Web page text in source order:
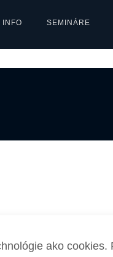
ako
INFO SEMINÁRE
diverse